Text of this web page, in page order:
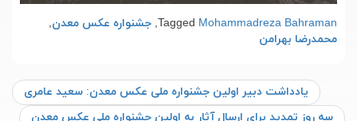
Tagged Mohammadreza Bahraman
, جشنواره عکس معدن,
محمدرضا بهرامن
یادداشت دبیر اولین جشنواره ملی عکس معدن: سعید عامری
سه روز تمديد براي ارسال آثار به اولين جشنواره ملي عكس معدن